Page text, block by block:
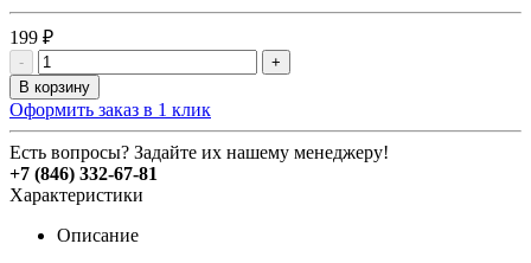
199 ₽
-
+
В корзину
Оформить заказ в 1 клик
Есть вопросы? Задайте их нашему менеджеру!
+7 (846) 332-67-81
Характеристики
Описание